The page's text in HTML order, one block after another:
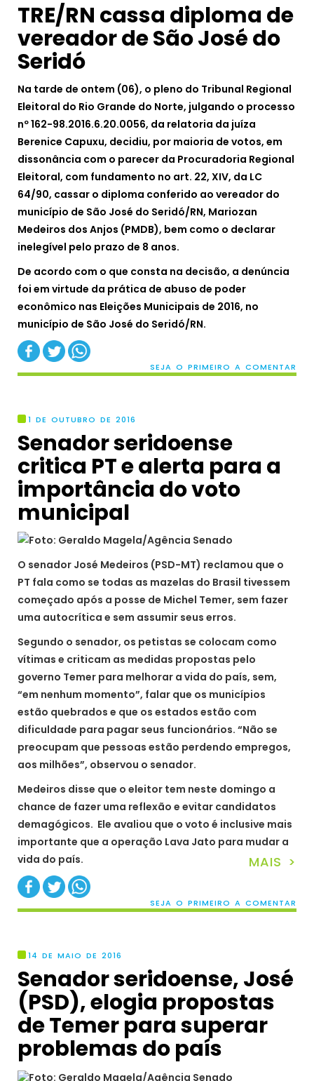
t
i
TRE/RN cassa diploma de
vereador de São José do
Seridó
Na tarde de ontem (06), o pleno do Tribunal Regional
Eleitoral do Rio Grande do Norte, julgando o processo
nº 162-98.2016.6.20.0056, da relatoria da juíza
Berenice Capuxu, decidiu, por maioria de votos, em
dissonância com o parecer da Procuradoria Regional
Eleitoral, com fundamento no art. 22, XIV, da LC
64/90, cassar o diploma conferido ao vereador do
município de São José do Seridó/RN, Mariozan
Medeiros dos Anjos (PMDB), bem como o declarar
inelegível pelo prazo de 8 anos.
De acordo com o que consta na decisão, a denúncia
foi em virtude da prática de abuso de poder
econômico nas Eleições Municipais de 2016, no
município de São José do Seridó/RN.
SEJA O PRIMEIRO A COMENTAR
1 DE OUTUBRO DE 2016
Senador seridoense
critica PT e alerta para a
importância do voto
municipal
O senador José Medeiros (PSD-MT) reclamou que o
PT fala como se todas as mazelas do Brasil tivessem
começado após a posse de Michel Temer, sem fazer
uma autocrítica e sem assumir seus erros.
Segundo o senador, os petistas se colocam como
vítimas e criticam as medidas propostas pelo
governo Temer para melhorar a vida do país, sem,
“em nenhum momento”, falar que os municípios
estão quebrados e que os estados estão com
dificuldade para pagar seus funcionários. “Não se
preocupam que pessoas estão perdendo empregos,
aos milhões”, observou o senador.
Medeiros disse que o eleitor tem neste domingo a
chance de fazer uma reflexão e evitar candidatos
demagógicos. Ele avaliou que o voto é inclusive mais
importante que a operação Lava Jato para mudar a
vida do país.
MAIS >
SEJA O PRIMEIRO A COMENTAR
14 DE MAIO DE 2016
Senador seridoense, José
(PSD), elogia propostas
de Temer para superar
problemas do país